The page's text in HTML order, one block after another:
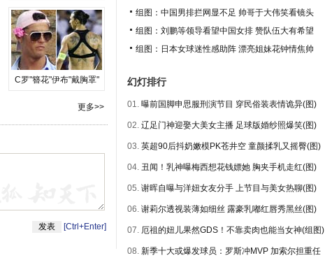
C罗"簪花"伊布"戴胸罩"
更多>>
[Ctrl+Enter]
组图：中国男排拦网显不足 帅哥于大伟笑看镜头
组图：刘鹏等领导看望中国女排 赞队伍大有希望
组图：日本女球迷性感助阵 漂亮姐妹花钟情焦帅
幻灯排行
01. 曝前国脚申思服刑演节目 穿民俗装表情诡异(图)
02. 辽足门神迎娶大美女主播 足球版婚纱照爆笑(图)
03. 英超90后抖奶嫩模PK苍井空 童颜揉乳又摇臀(图)
04. 丑闻！乳神曝梅西想花钱嫖她 胸夹手机走红(图)
05. 谢晖自曝与洋妞女友分手 上节目与美女热聊(图)
06. 谢莉尔透视装薄如细丝 露豪乳嘟红唇秀黑丝(图)
07. 厄祖的妞儿果然GDS！不靠卖肉也能当女神(组图)
08. 新季十大或爆发球员：罗斯冲MVP 加索尔担重任